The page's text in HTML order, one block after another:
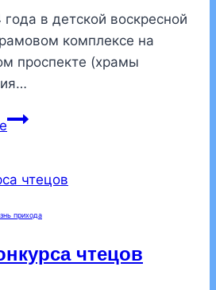
в детской воскресной
комплексе на
проспекте (храмы
В
школе
пасхальный
прихода
чтецов